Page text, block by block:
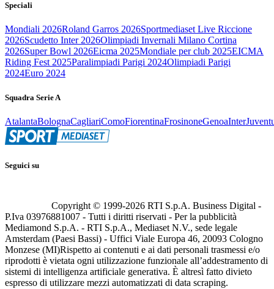
Speciali
Mondiali 2026Roland Garros 2026Sportmediaset Live Riccione
2026Scudetto Inter 2026Olimpiadi Invernali Milano Cortina
2026Super Bowl 2026Eicma 2025Mondiale per club 2025EICMA
Riding Fest 2025Paralimpiadi Parigi 2024Olimpiadi Parigi
2024Euro 2024
Squadra Serie A
AtalantaBolognaCagliariComoFiorentinaFrosinoneGenoaInter
Seguici su
Copyright © 1999-2026 RTI S.p.A. Business Digital -
P.Iva 03976881007 - Tutti i diritti riservati - Per la pubblicità
Mediamond S.p.A. - RTI S.p.A., Mediaset N.V., sede legale
Amsterdam (Paesi Bassi) - Uffici Viale Europa 46, 20093 Cologno
Monzese (MI)Rispetto ai contenuti e ai dati personali trasmessi e/o
riprodotti è vietata ogni utilizzazione funzionale all’addestramento di
sistemi di intelligenza artificiale generativa. È altresì fatto divieto
espresso di utilizzare mezzi automatizzati di data scraping.